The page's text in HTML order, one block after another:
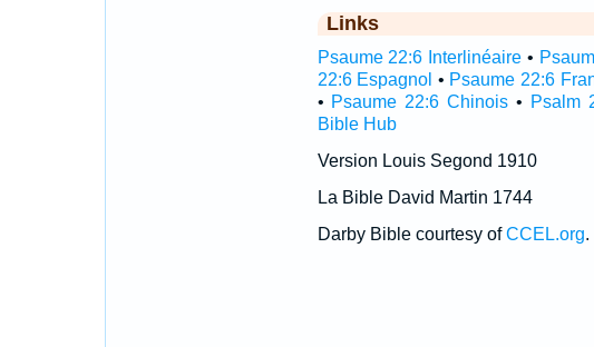
Links
Psaume 22:6 Interlinéaire •
22:6 Espagnol • Psaume 22:6
• Psaume 22:6 Chinois • Psalm
Bible Hub
Version Louis Segond 1910
La Bible David Martin 1744
Darby Bible courtesy ofCCEL.org.